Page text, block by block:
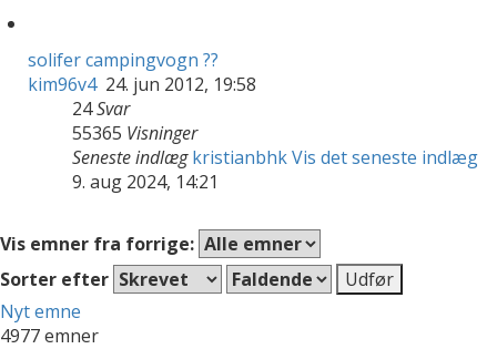
solifer campingvogn ??
kim96v4 24. jun 2012, 19:58
24Svar
55365 Visninger
Seneste indlægkristianbhkVis det seneste indlæg
9. aug 2024, 14:21
Vis emner fra forrige:
Sorter efter
Nyt emne
4977 emner